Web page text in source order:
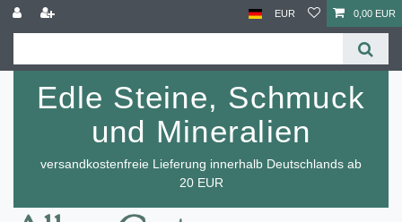
EUR 0,00 EUR
Edle Steine, Schmuck
und Mineralien
versandkostenfreie Lieferung innerhalb Deutschlands ab
20 EUR